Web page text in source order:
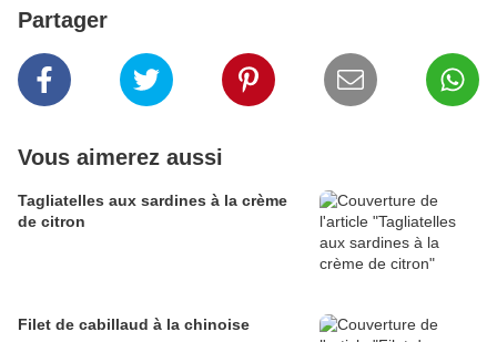
Partager
Vous aimerez aussi
Tagliatelles aux sardines à la crème
de citron
Filet de cabillaud à la chinoise